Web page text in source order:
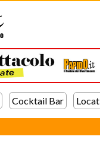
Cocktail Bar